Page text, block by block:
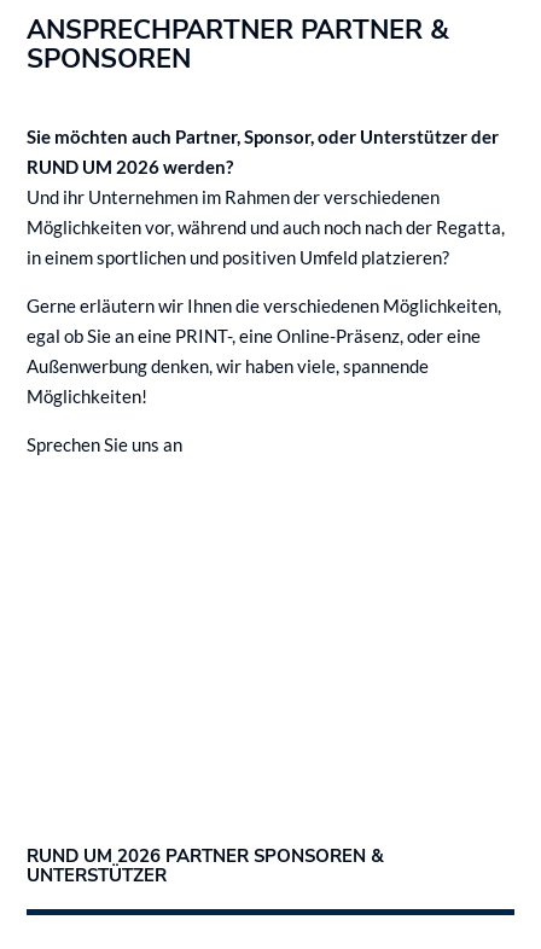
ANSPRECHPARTNER PARTNER &
SPONSOREN
Sie möchten auch Partner, Sponsor, oder Unterstützer der
RUND UM 2026 werden?
Und ihr Unternehmen im Rahmen der verschiedenen
Möglichkeiten vor, während und auch noch nach der Regatta,
in einem sportlichen und positiven Umfeld platzieren?
Gerne erläutern wir Ihnen die verschiedenen Möglichkeiten,
egal ob Sie an eine PRINT-, eine Online-Präsenz, oder eine
Außenwerbung denken, wir haben viele, spannende
Möglichkeiten!
Sprechen Sie uns an
RUND UM 2026 PARTNER SPONSOREN &
UNTERSTÜTZER